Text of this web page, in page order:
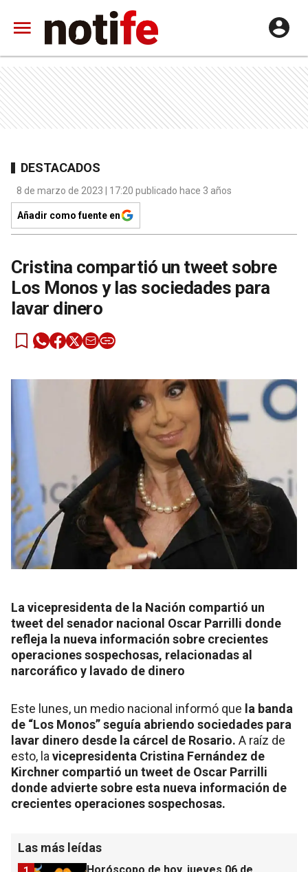
DESTACADOS
8 de marzo de 2023 | 17:20 publicado hace 3 años
Añadir como fuente en
Cristina compartió un tweet sobre
Los Monos y las sociedades para
lavar dinero
La vicepresidenta de la Nación compartió un
tweet del senador nacional Oscar Parrilli donde
refleja la nueva información sobre crecientes
operaciones sospechosas, relacionadas al
narcoráfico y lavado de dinero
Este lunes, un medio nacional informó que la banda
de “Los Monos” seguía abriendo sociedades para
lavar dinero desde la cárcel de Rosario. A raíz de
esto, lavicepresidenta Cristina Fernández de
Kirchner compartió un tweet de Oscar Parrilli
donde advierte sobre esta nueva información de
crecientes operaciones sospechosas.
Las más leídas